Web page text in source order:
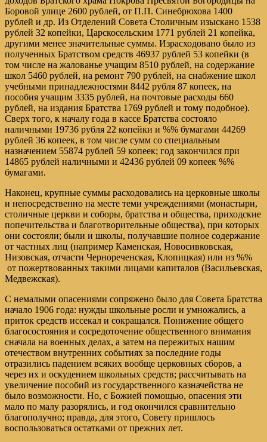
Боровой улице 2600 рублей, от П.П. Синебрюхова 1400
рублей и др. Из Отделений Совета Столичным изыскано 1538
рублей 32 копейки, Царскосельским 1771 рублей 21 копейка,
другими менее значительные суммы. Израсходовано было из
полученных Братством средств 46937 рублей 53 копейки (в
том числе на жалованье учащим 8510 рублей, на содержание
школ 5460 рублей, на ремонт 790 рублей, на снабжение школ
учебными принадлежностями 8442 рубля 87 копеек, на
пособия учащим 3335 рублей, на почтовые расходы 660
рублей, на издания Братства 1769 рублей и тому подобное).
Сверх того, к началу года в кассе Братства состояло
наличными 19736 рубля 22 копейки и %% бумагами 44269
рублей 36 копеек, в том числе сумм со специальным
назначением 55874 рублей 59 копеек; год закончился при
14865 рублей наличными и 42436 рублей 09 копеек %%
бумагами.
Наконец, крупные суммы расходовались на церковные школы
и непосредственно на месте теми учреждениями (монастыри,
столичные церкви и соборы, братства и общества, приходские
попечительства и благотворительные общества), при которых
они состояли; были и школы, получавшие полное содержание
от частных лиц (например Каменская, Новосивковская,
Низовская, отчасти Чернореченская, Клопицкая) или из %%
от пожертвованных такими лицами капиталов (Васильевская,
Медвежская).
С немалыми опасениями сопряжено было для Совета Братства
начало 1906 года: нужды школьные росли и умножались, а
приток средств иссекал и сокращался. Понижение общего
благосостояния и сосредоточение общественного внимания
сначала на военных делах, а затем на пережитых нашим
отечеством внутренних событиях за последние годы
отразились падением всяких вообще церковных сборов, а
через их и оскудением школьных средств; рассчитывать на
увеличение пособий из государственного казначейства не
было возможности. Но, с Божией помощью, опасения эти
мало по малу разорялись, и год окончился сравнительно
благополучно; правда, для этого, Совету пришлось
воспользоваться остатками от прежних лет.